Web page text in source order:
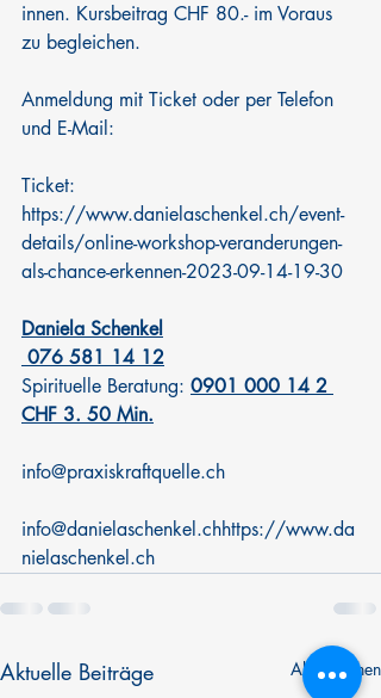
innen. Kursbeitrag CHF 80.- im Voraus
zu begleichen.
Anmeldung mit Ticket oder per Telefon
und E-Mail:
Ticket:
https://www.danielaschenkel.ch/event-
details/online-workshop-veranderungen-
als-chance-erkennen-2023-09-14-19-30
Daniela Schenkel
076 581 14 12
Spirituelle Beratung: 0901 000 14 2
CHF 3. 50 Min.
info@praxiskraftquelle.ch
info@danielaschenkel.chhttps://www.da
nielaschenkel.ch
Aktuelle Beiträge Alle ansehen